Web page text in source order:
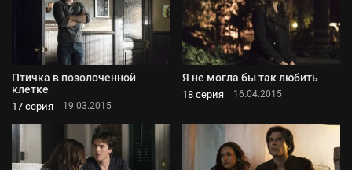
Птичка в позолоченной
клетке
17 серия 19.03.2015
Я не могла бы так любить
18 серия 16.04.2015